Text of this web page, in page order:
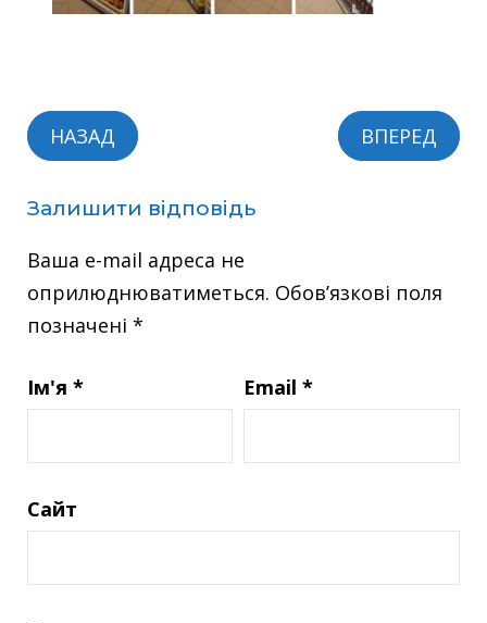
НАЗАД ВПЕРЕД
Залишити відповідь
Ваша e-mail адреса не
оприлюднюватиметься. Обов’язкові поля
позначені *
Ім'я * Email *
Сайт